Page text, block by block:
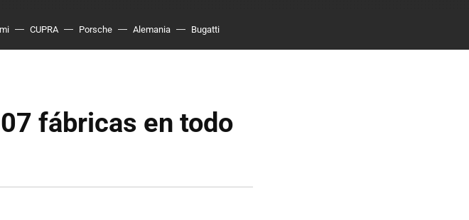
CUPRA Porsche Alemania Bugatti
fábricas en todo